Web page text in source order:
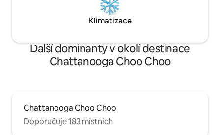
Klimatizace
Další dominanty v okolí destinace
Chattanooga Choo Choo
Chattanooga Choo Choo
Doporučuje 183 místních